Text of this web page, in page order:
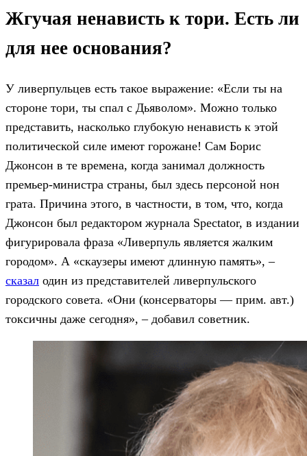
Жгучая ненависть к тори. Есть ли
для нее основания?
У ливерпульцев есть такое выражение: «Если ты на
стороне тори, ты спал с Дьяволом». Можно только
представить, насколько глубокую ненависть к этой
политической силе имеют горожане! Сам Борис
Джонсон в те времена, когда занимал должность
премьер-министра страны, был здесь персоной нон
грата. Причина этого, в частности, в том, что, когда
Джонсон был редактором журнала Spectator, в издании
фигурировала фраза «Ливерпуль является жалким
городом». А «скаузеры имеют длинную память», –
сказал один из представителей ливерпульского
городского совета. «Они (консерваторы — прим. авт.)
токсичны даже сегодня», – добавил советник.